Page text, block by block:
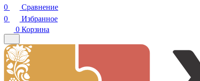
0
Сравнение
0
Избранное
0 Корзина